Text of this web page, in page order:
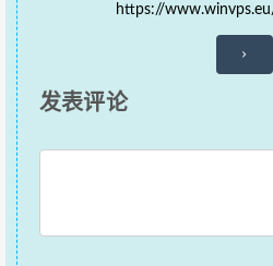
https://
论
航
发表评论